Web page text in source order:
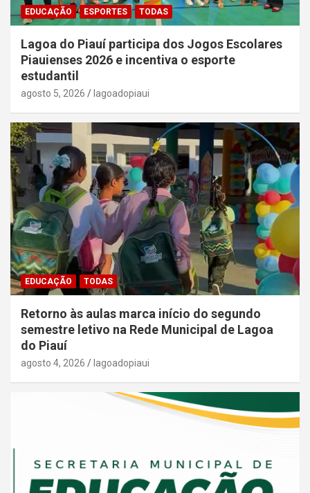
EDUCAÇÃO ESPORTES TODAS
Lagoa do Piauí participa dos Jogos Escolares
Piauienses 2026 e incentiva o esporte
estudantil
agosto 5, 2026 lagoadopiaui
EDUCAÇÃO TODAS
Retorno às aulas marca início do segundo
semestre letivo na Rede Municipal de Lagoa
do Piauí
agosto 4, 2026 lagoadopiaui